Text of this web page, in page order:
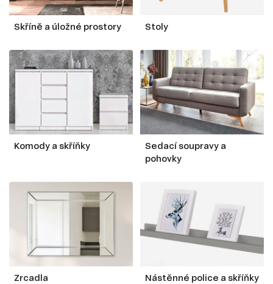
Skříně a úložné prostory Stoly
Komody a skříňky
Sedací soupravy a
pohovky
Zrcadla Nástěnné police a skříňky